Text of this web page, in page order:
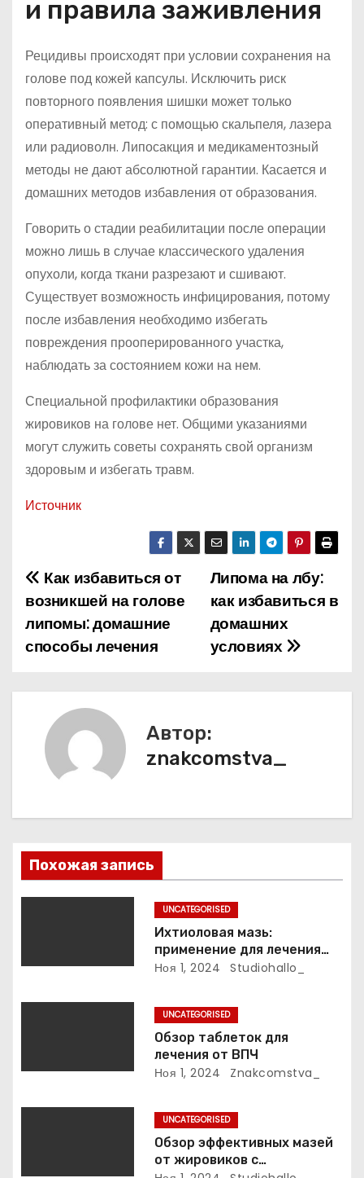
и правила заживления
Рецидивы происходят при условии сохранения на
голове под кожей капсулы. Исключить риск
повторного появления шишки может только
оперативный метод: с помощью скальпеля, лазера
или радиоволн. Липосакция и медикаментозный
методы не дают абсолютной гарантии. Касается и
домашних методов избавления от образования.
Говорить о стадии реабилитации после операции
можно лишь в случае классического удаления
опухоли, когда ткани разрезают и сшивают.
Существует возможность инфицирования, потому
после избавления необходимо избегать
повреждения прооперированного участка,
наблюдать за состоянием кожи на нем.
Специальной профилактики образования
жировиков на голове нет. Общими указаниями
могут служить советы сохранять свой организм
здоровым и избегать травм.
Источник
Н
а
в
и
и
я
п
з
а
и
Липома на лбу:
как избавиться в
домашних
условиях
Как избавиться от
возникшей на голове
липомы: домашние
способы лечения
Автор:
znakcomstva_
Похожая запись
UNCATEGORISED
Ихтиоловая мазь:
применение для лечения
фурункулов
Ноя 1, 2024 Studiohallo_
UNCATEGORISED
Обзор таблеток для
лечения от ВПЧ
Ноя 1, 2024 Znakcomstva_
UNCATEGORISED
Обзор эффективных мазей
от жировиков с